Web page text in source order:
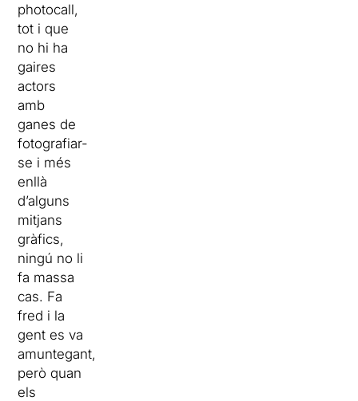
photocall,
tot i que
no hi ha
gaires
actors
amb
ganes de
fotografiar-
se i més
enllà
d’alguns
mitjans
gràfics,
ningú no li
fa massa
cas. Fa
fred i la
gent es va
amuntegant,
però quan
els